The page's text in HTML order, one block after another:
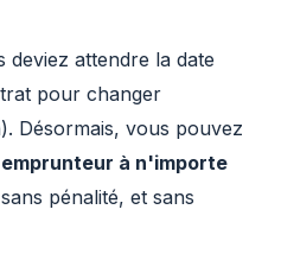
deviez attendre la date
pour changer
Désormais, vous pouvez
à n'importe
pénalité, et sans